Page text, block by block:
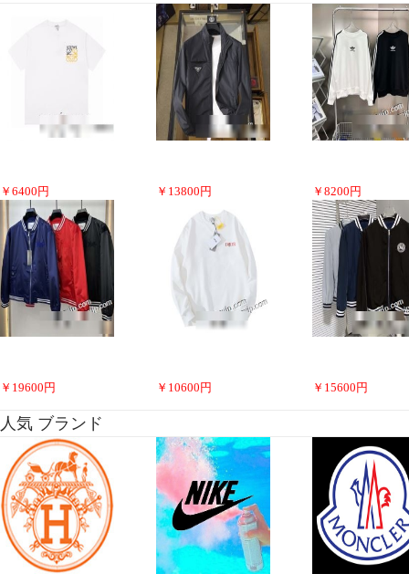
￥ 6400 円 ￥ 13800 円 ￥ 8200 円
￥ 19600 円 ￥ 10600 円 ￥ 15600 円
人気 ブランド